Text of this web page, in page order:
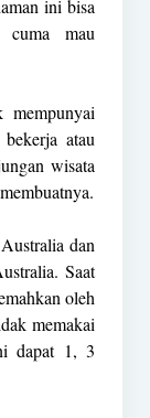
ini bisa
mau
mempunyai
atau
wisata
dan
Saat
oleh
memakai
dapat 1, 3